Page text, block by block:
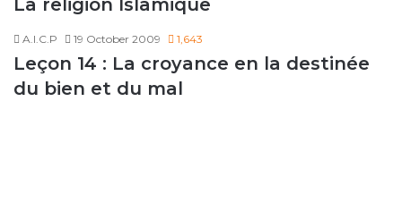
La religion Islamique
A.I.C.P 19 October 2009 1,643
Leçon 14 : La croyance en la destinée
du bien et du mal